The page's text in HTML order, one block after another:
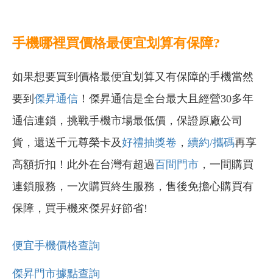
手機哪裡買價格最便宜划算有保障?
如果想要買到價格最便宜划算又有保障的手機當然
要到 傑昇通信 ！傑昇通信是全台最大且經營30多年
通信連鎖，挑戰手機市場最低價，保證原廠公司
貨，還送千元尊榮卡及好禮抽獎卷 ， 續約/攜碼再享
高額折扣！此外在台灣有超過百間門市 ，一間購買
連鎖服務，一次購買終生服務，售後免擔心購買有
保障，買手機來傑昇好節省!
便宜手機價格查詢
傑昇門市據點查詢